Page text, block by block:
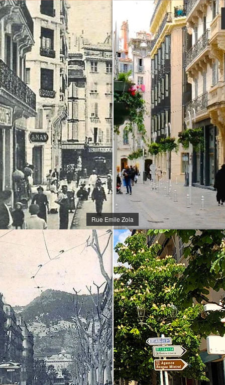
Rue Emile Zola